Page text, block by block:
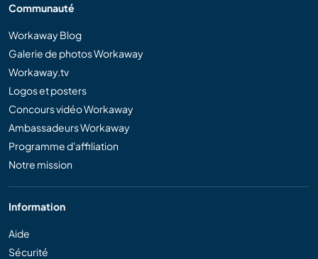
Communauté
Workaway Blog
Galerie de photos Workaway
Workaway.tv
Logos et posters
Concours vidéo Workaway
Ambassadeurs Workaway
Programme d'affiliation
Notre mission
Information
Aide
Sécurité